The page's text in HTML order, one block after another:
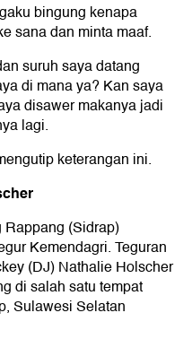
bingung kenapa
sana dan minta maaf.
suruh saya datang
di mana ya? Kan saya
disawer makanya jadi
lagi.
keterangan ini.
(Sidrap)
Kemendagri. Teguran
(DJ) Nathalie Holscher
di salah satu tempat
Sulawesi Selatan